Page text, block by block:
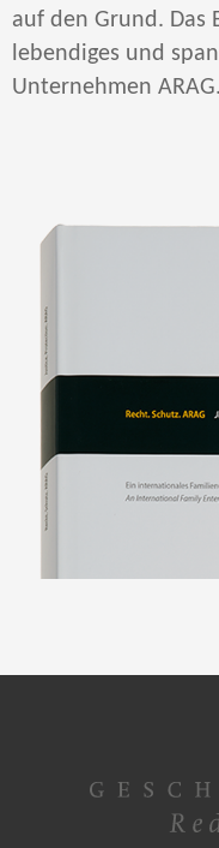
auf den Grund. Das
lebendiges und
Unternehmen ARAG.